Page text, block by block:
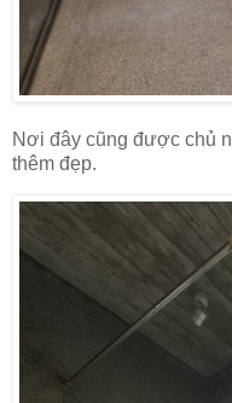
Nơi đây cũng được chủ
thêm đẹp.